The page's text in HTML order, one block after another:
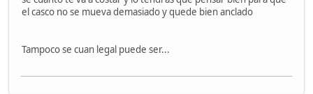
el casco no se mueva demasiado y quede bien anclado
Tampoco se cuan legal puede ser...